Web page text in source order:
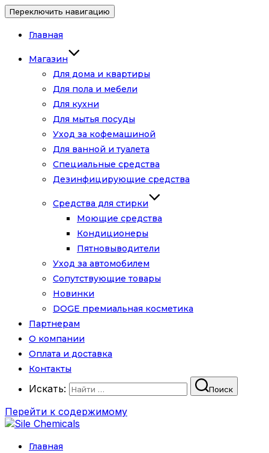
Переключить навигацию
Главная
Магазин
Для дома и квартиры
Для пола и мебели
Для кухни
Для мытья посуды
Уход за кофемашиной
Для ванной и туалета
Специальные средства
Дезинфицирующие средства
Средства для стирки
Моющие средства
Кондиционеры
Пятновыводители
Уход за автомобилем
Сопутствующие товары
Новинки
DOGE премиальная косметика
Партнерам
О компании
Оплата и доставка
Контакты
Искать: Поиск
Перейти к содержимому
Главная